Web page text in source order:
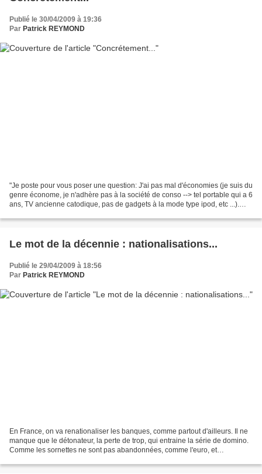
Publié le 30/04/2009 à 19:36
Par Patrick REYMOND
"Je poste pour vous poser une question: J'ai pas mal d'économies (je suis du
genre économe, je n'adhère pas à la société de conso --> tel portable qui a 6
ans, TV ancienne catodique, pas de gadgets à la mode type ipod, etc ...).
Le mot de la décennie : nationalisations...
Publié le 29/04/2009 à 18:56
Par Patrick REYMOND
En France, on va renationaliser les banques, comme partout d'ailleurs. Il ne
manque que le détonateur, la perte de trop, qui entraine la série de domino.
Comme les sornettes ne sont pas abandonnées, comme l'euro, et